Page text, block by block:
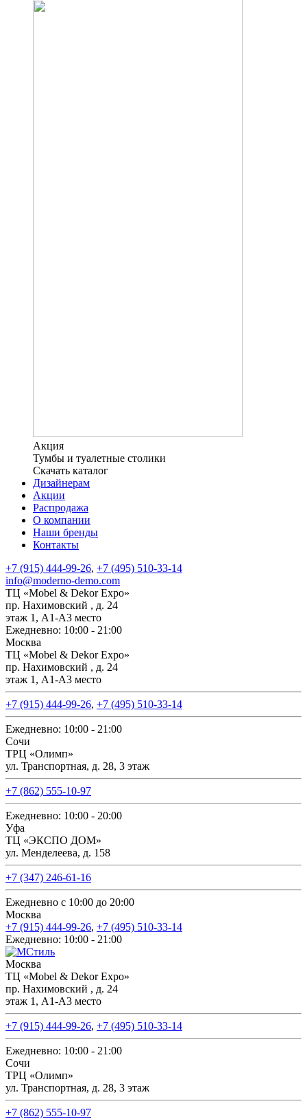
Акция
Тумбы и туалетные столики
Скачать каталог
Дизайнерам
Акции
Распродажа
О компании
Наши бренды
Контакты
+7 (915) 444-99-26, +7 (495) 510-33-14
info@moderno-demo.com
ТЦ «Mobel & Dekor Expo»
пр. Нахимовский , д. 24
этаж 1, А1-А3 место
Ежедневно: 10:00 - 21:00
Москва
ТЦ «Mobel & Dekor Expo»
пр. Нахимовский , д. 24
этаж 1, А1-А3 место
+7 (915) 444-99-26, +7 (495) 510-33-14
Ежедневно: 10:00 - 21:00
Сочи
ТРЦ «Олимп»
ул. Транспортная, д. 28, 3 этаж
+7 (862) 555-10-97
Ежедневно: 10:00 - 20:00
Уфа
ТЦ «ЭКСПО ДОМ»
ул. Менделеева, д. 158
+7 (347) 246-61-16
Ежедневно с 10:00 до 20:00
Москва
+7 (915) 444-99-26, +7 (495) 510-33-14
Ежедневно: 10:00 - 21:00
Москва
ТЦ «Mobel & Dekor Expo»
пр. Нахимовский , д. 24
этаж 1, А1-А3 место
+7 (915) 444-99-26, +7 (495) 510-33-14
Ежедневно: 10:00 - 21:00
Сочи
ТРЦ «Олимп»
ул. Транспортная, д. 28, 3 этаж
+7 (862) 555-10-97